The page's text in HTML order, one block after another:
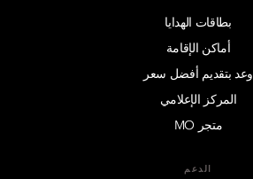
بطاقات الهدايا
أماكن الإقامة
وعد بتقديم أفضل سعر
المركز الإعلامي
متجر MO
الدعم